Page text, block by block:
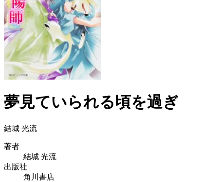
夢見ていられる頃を過ぎ
結城 光流
著者
結城 光流
出版社
角川書店